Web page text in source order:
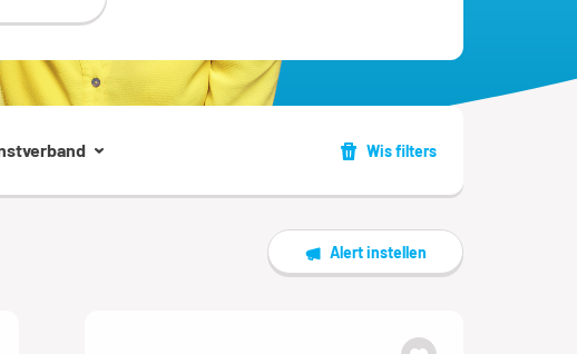
Wis filters
Alert instellen